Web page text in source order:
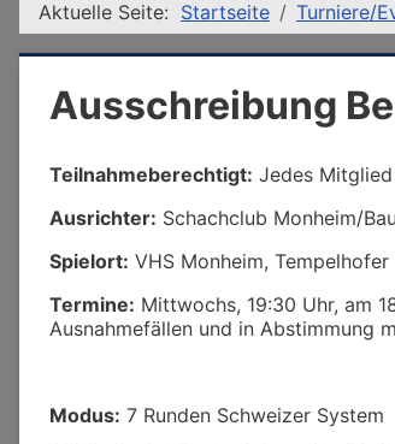
Aktuelle Seite: Startseite Turniere/
Ausschreibung
Teilnahmeberechtigt: Jedes
Ausrichter: Schachclub Monheim/
Spielort: VHS Monheim,
Termine: Mittwochs, 19:30 Uhr, am
Ausnahmefällen und in Abstimmung
Modus: 7 Runden Schweizer System